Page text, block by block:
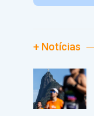
+ Notícias